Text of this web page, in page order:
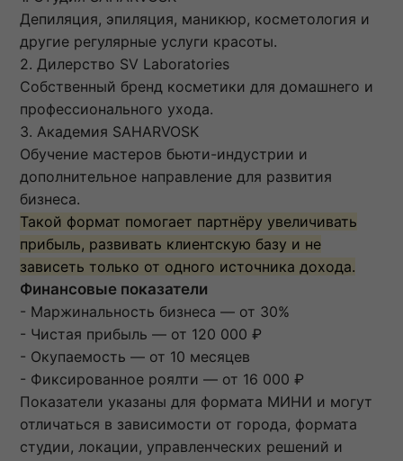
Депиляция, эпиляция, маникюр, косметология и
другие регулярные услуги красоты.
2. Дилерство SV Laboratories
Собственный бренд косметики для домашнего и
профессионального ухода.
3. Академия SAHARVOSK
Обучение мастеров бьюти-индустрии и
дополнительное направление для развития
бизнеса.
Такой формат помогает партнёру увеличивать
прибыль, развивать клиентскую базу и не
зависеть только от одного источника дохода.
Финансовые показатели
- Маржинальность бизнеса — от 30%
- Чистая прибыль — от 120 000 ₽
- Окупаемость — от 10 месяцев
- Фиксированное роялти — от 16 000 ₽
Показатели указаны для формата МИНИ и могут
отличаться в зависимости от города, формата
студии, локации, управленческих решений и